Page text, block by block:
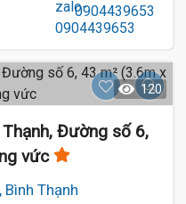
0904439653
120
Đường số 6,
vức
Thạnh